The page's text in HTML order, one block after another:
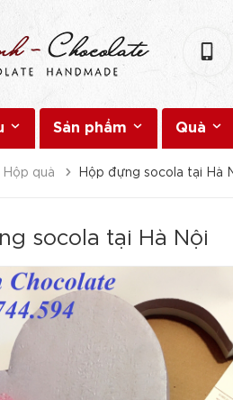
Sản phẩm Quà
Hộp quà Hộp đựng socola tại Hà
socola tại Hà Nội